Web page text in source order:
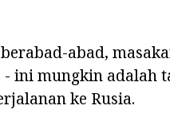
abad,
- ini mungkin adalah
ke Rusia.